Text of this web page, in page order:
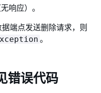
响应）。
端点发送删除请求，则
。
错误代码